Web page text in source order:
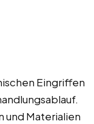
Eingriffen
und Materialien